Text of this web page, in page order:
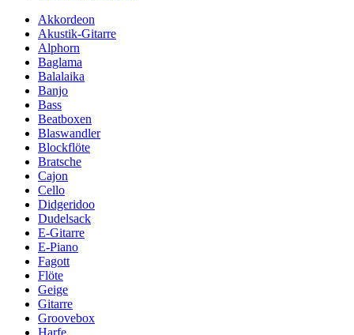
Akkordeon
Akustik-Gitarre
Alphorn
Baglama
Balalaika
Banjo
Bass
Beatboxen
Blaswandler
Blockflöte
Bratsche
Cajon
Cello
Didgeridoo
Dudelsack
E-Gitarre
E-Piano
Fagott
Flöte
Geige
Gitarre
Groovebox
Harfe